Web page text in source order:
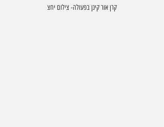
קרן אור קינן בפעולה- צילום יחצ